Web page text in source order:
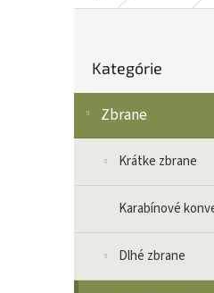
ý
a
kategórie
Kategórie
Zbrane
Krátke zbrane
Karabínové
Dlhé zbrane